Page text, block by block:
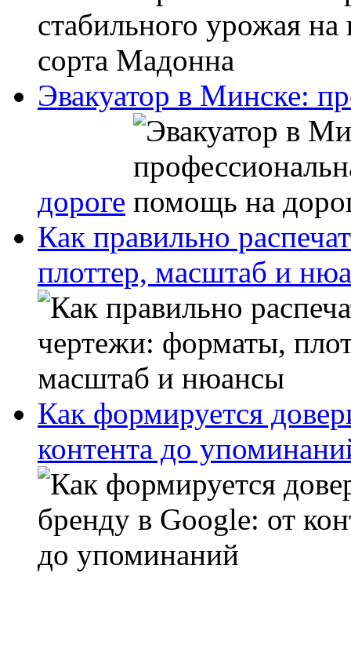
Эвакуатор в Минске:
дороге
Как правильно
плоттер, масштаб и
Как формируется
контента до